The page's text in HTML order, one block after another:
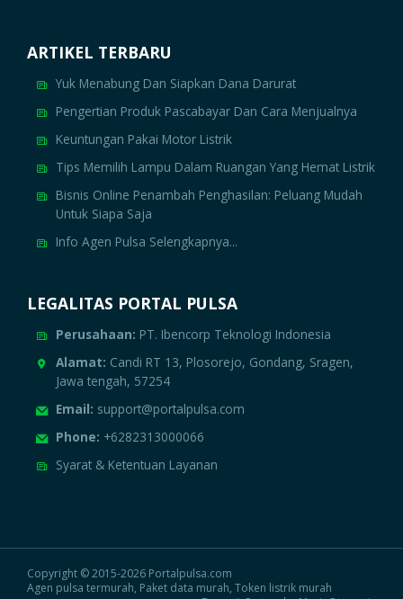
ARTIKEL TERBARU
Yuk Menabung Dan Siapkan Dana Darurat
Pengertian Produk Pascabayar Dan Cara Menjualnya
Keuntungan Pakai Motor Listrik
Tips Memilih Lampu Dalam Ruangan Yang Hemat Listrik
Bisnis Online Penambah Penghasilan: Peluang Mudah
Untuk Siapa Saja
Info Agen Pulsa Selengkapnya...
LEGALITAS PORTAL PULSA
Perusahaan: PT. Ibencorp Teknologi Indonesia
Alamat: Candi RT 13, Plosorejo, Gondang, Sragen,
Jawa tengah, 57254
Email: support@portalpulsa.com
Phone: +6282313000066
Syarat & Ketentuan Layanan
Copyright © 2015-2026 Portalpulsa.com
Agen pulsa termurah, Paket data murah, Token listrik murah